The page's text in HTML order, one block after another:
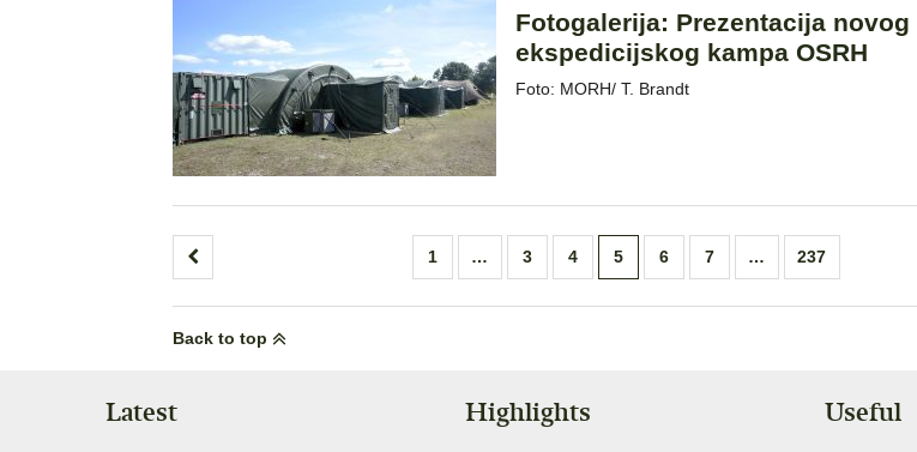
Fotogalerija: Prezentacija novog
ekspedicijskog kampa OSRH
Foto: MORH/ T. Brandt
Posts
1 … 3 4 5 6 7 … 237
Back to top
Latest Highlights Useful